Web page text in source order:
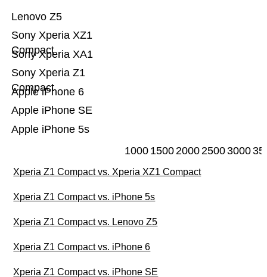
Apple iPhone 5s
Apple iPhone SE
Apple iPhone 6
Sony Xperia Z1
Compact
Sony Xperia XA1
Sony Xperia XZ1
Compact
Lenovo Z5
1000 1500200025003000
Xperia Z1 Compact vs. Xperia XZ1 Compact
Xperia Z1 Compact vs. iPhone 5s
Xperia Z1 Compact vs. Lenovo Z5
Xperia Z1 Compact vs. iPhone 6
Xperia Z1 Compact vs. iPhone SE